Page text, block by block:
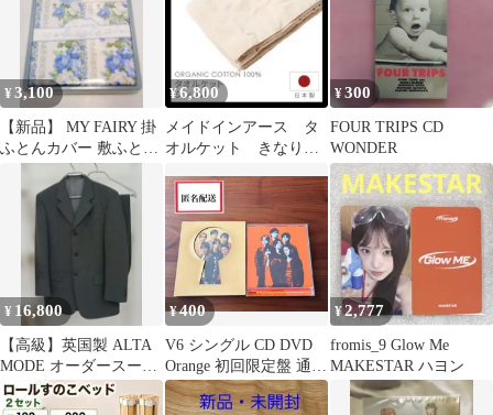
¥3,100
【新品】 MY FAIRY 掛
ふとんカバー 敷ふとん
カバー セット シングル
¥6,800
メイドインアース タ
オルケット きなり
定価13499円
¥300
FOUR TRIPS CD
WONDER
¥ 16,800
【高級】英国製 ALTA
MODE オーダースーツ
グレー シングル 3B 春
夏
¥400
V6 シングル CD DVD
Orange 初回限定盤 通常
盤 2種セット
¥2,777
fromis_9 Glow Me
MAKESTAR ハヨン